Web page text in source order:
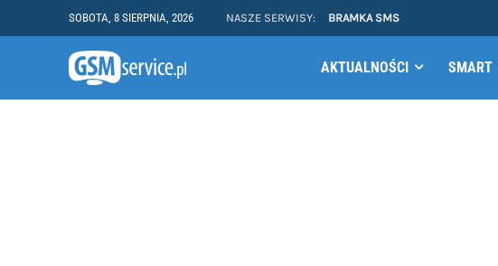
SOBOTA, 8 SIERPNIA, 2026 NASZE SERWISY: BRAMKA SMS
AKTUALNOŚCI SMART